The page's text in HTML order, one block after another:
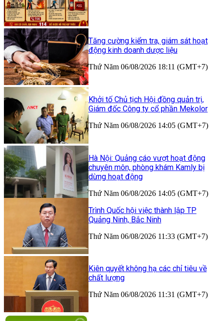
Tăng cường kiểm tra, giám sát hoạt
động kinh doanh dược liệu
Thứ Năm 06/08/2026 18:11 (GMT+7)
Khởi tố Chủ tịch Hội đồng quản trị,
Giám đốc Công ty cổ phần Mekolor
Thứ Năm 06/08/2026 14:05 (GMT+7)
Hà Nội: Quảng cáo vượt hoạt động
chuyên môn, phòng khám Kamly bị
dừng hoạt động
Thứ Năm 06/08/2026 14:05 (GMT+7)
Trình Quốc hội việc thành lập TP
Quảng Ninh, Bắc Ninh
Thứ Năm 06/08/2026 11:33 (GMT+7)
Kiên quyết không hạ các chỉ tiêu về
chất lượng
Thứ Năm 06/08/2026 11:31 (GMT+7)